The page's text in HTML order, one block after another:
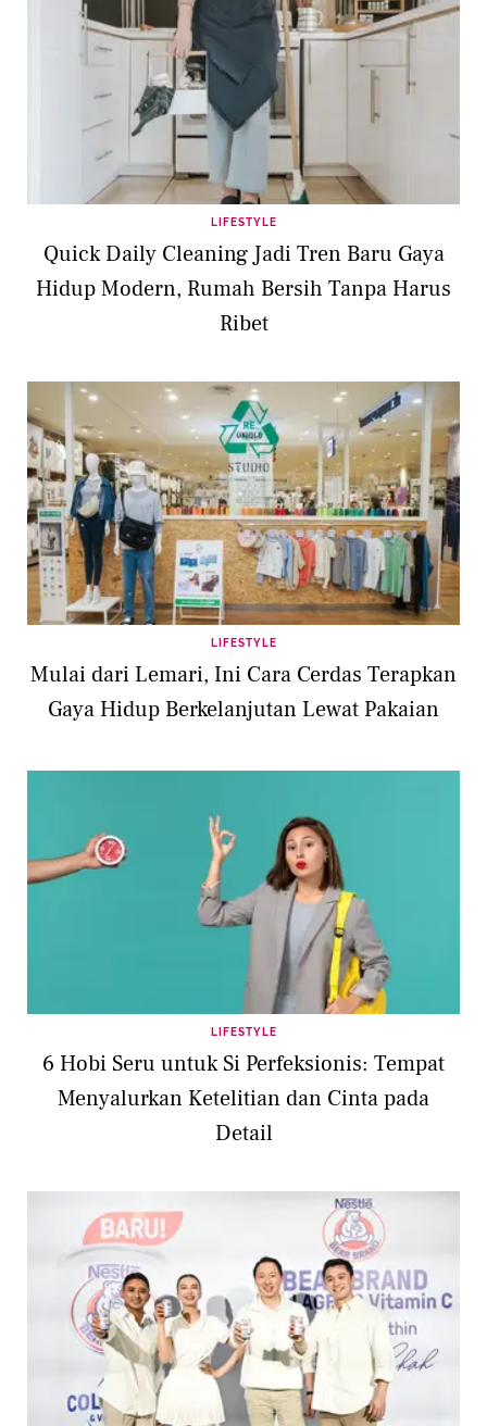
LIFESTYLE
Quick Daily Cleaning Jadi Tren Baru Gaya
Hidup Modern, Rumah Bersih Tanpa Harus
Ribet
LIFESTYLE
Mulai dari Lemari, Ini Cara Cerdas Terapkan
Gaya Hidup Berkelanjutan Lewat Pakaian
LIFESTYLE
6 Hobi Seru untuk Si Perfeksionis: Tempat
Menyalurkan Ketelitian dan Cinta pada
Detail